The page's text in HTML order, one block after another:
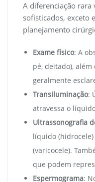
A diferenciação rara
sofisticados, exceto
planejamento
Exame físico: A
pé, deitado),
geralmente
Transiluminação:
atravessa o
Ultrassonografia
líquido (hidrocele)
(varicocele).
que podem
Espermograma: